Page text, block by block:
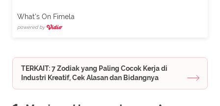
What's On Fimela
powered by
TERKAIT: 7 Zodiak yang Paling Cocok Kerja di
Industri Kreatif, Cek Alasan dan Bidangnya